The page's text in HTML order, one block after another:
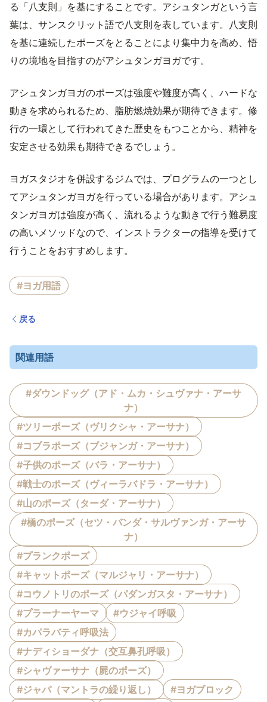
る「八支則」を基にすることです。アシュタンガという言
葉は、サンスクリット語で八支則を表しています。八支則
を基に連続したポーズをとることにより集中力を高め、悟
りの境地を目指すのがアシュタンガヨガです。
アシュタンガヨガのポーズは強度や難度が高く、ハードな
動きを求められるため、脂肪燃焼効果が期待できます。修
行の一環として行われてきた歴史をもつことから、精神を
安定させる効果も期待できるでしょう。
ヨガスタジオを併設するジムでは、プログラムの一つとし
てアシュタンガヨガを行っている場合があります。アシュ
タンガヨガは強度が高く、流れるような動きで行う難易度
の高いメソッドなので、インストラクターの指導を受けて
行うことをおすすめします。
#ヨガ用語
戻る
関連用語
#ダウンドッグ（アド・ムカ・シュヴァナ・アーサ
ナ）
#ツリーポーズ（ヴリクシャ・アーサナ）
#コブラポーズ（ブジャンガ・アーサナ）
#子供のポーズ（バラ・アーサナ）
#戦士のポーズ（ヴィーラバドラ・アーサナ）
#山のポーズ（ターダ・アーサナ）
#橋のポーズ（セツ・バンダ・サルヴァンガ・アーサ
ナ）
#プランクポーズ
#キャットポーズ（マルジャリ・アーサナ）
#コウノトリのポーズ（パダンガスタ・アーサナ）
#プラーナーヤーマ
#ウジャイ呼吸
#カパラバティ呼吸法
#ナディショーダナ（交互鼻孔呼吸）
#シャヴァーサナ（屍のポーズ）
#ジャパ（マントラの繰り返し）
#ヨガブロック